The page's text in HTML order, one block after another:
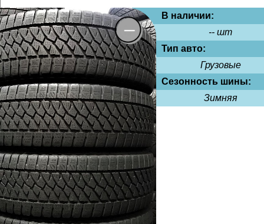
В наличии:
-- шт
Тип авто:
Грузовые
Сезонность шины:
Зимняя